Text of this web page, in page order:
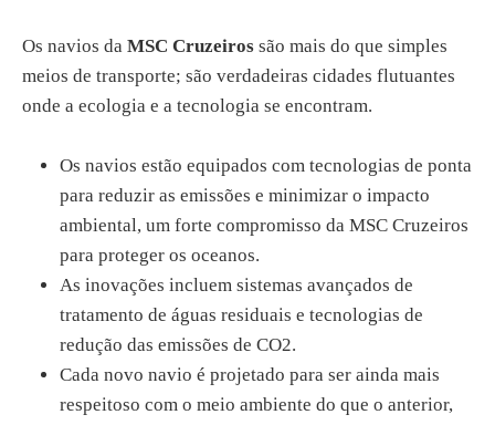
Os navios da MSC Cruzeiros são mais do que simples
meios de transporte; são verdadeiras cidades flutuantes
onde a ecologia e a tecnologia se encontram.
Os navios estão equipados com tecnologias de ponta
para reduzir as emissões e minimizar o impacto
ambiental, um forte compromisso da MSC Cruzeiros
para proteger os oceanos.
As inovações incluem sistemas avançados de
tratamento de águas residuais e tecnologias de
redução das emissões de CO2.
Cada novo navio é projetado para ser ainda mais
respeitoso com o meio ambiente do que o anterior,